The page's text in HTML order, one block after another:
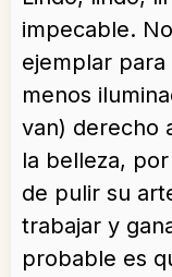
impecable.
ejemplar
menos
van) derecho
la belleza,
de pulir su
trabajar y
probable es